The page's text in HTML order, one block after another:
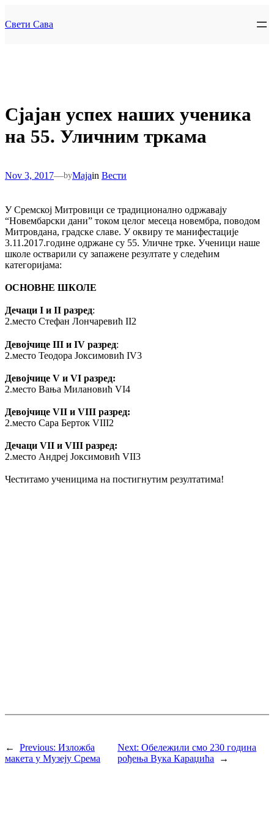
to
content
Свети Сава
Сјајан успех наших ученика
на 55. Уличним тркама
Nov 3, 2017—byMajain Вести
У Сремској Митровици се традиционално одржавају
“Новембарски дани” током целог месеца новембра, поводом
Митровдана, градске славе. У оквиру те манифестације
3.11.2017.године одржане су 55. Уличне трке. Ученици наше
школе остварили су запажене резултате у следећим
категоријама:
ОСНОВНЕ ШКОЛЕ
Дечаци I и II разред:
2.место Стефан Лончаревић II2
Девојчице III и IV разред:
2.место Теодора Јоксимовић IV3
Девојчице V и VI разред:
2.место Вања Милановић VI4
Девојчице VII и VIII разред:
2.место Сара Берток VIII2
Дечаци VII и VIII разред:
2.место Андреј Јоксимовић VII3
Честитамо ученицима на постигнутим резултатима!
← Previous: Изложба
макета у Музеју Срема
Next:Обележили смо 230 година
рођења Вука Караџића
→